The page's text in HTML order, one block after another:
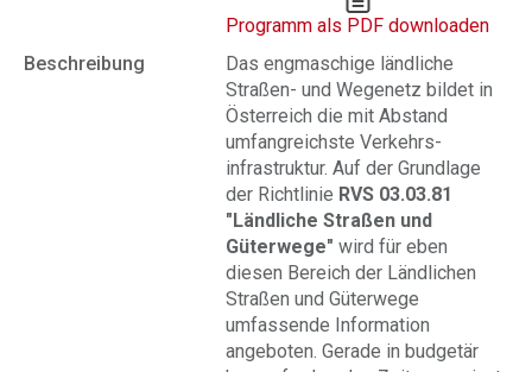
Programm als PDF downloaden
Beschreibung
Das engmaschige ländliche
Straßen- und Wegenetz bildet in
Österreich die mit Abstand
umfangreichste Verkehrs-
infrastruktur. Auf der Grundlage
der Richtlinie RVS 03.03.81
"Ländliche Straßen und
Güterwege" wird für eben
diesen Bereich der Ländlichen
Straßen und Güterwege
umfassende Information
angeboten. Gerade in budgetär